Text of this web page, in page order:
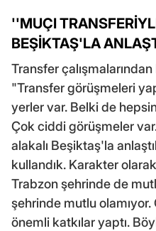
''MUÇI
BEŞİKTAŞ'LA
Transfer
"Transfer görüşmeleri
yerler var. Belki de
Çok ciddi görüşmeler
alakalı Beşiktaş'la
kullandık. Karakter
Trabzon şehrinde de
şehrinde mutlu
önemli katkılar yaptı.